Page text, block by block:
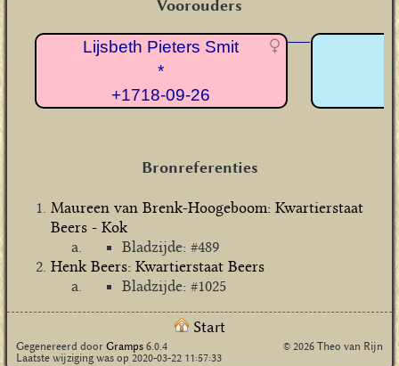
Voorouders
Lijsbeth Pieters Smit
*
+1718-09-26
Bronreferenties
Maureen van Brenk-Hoogeboom: Kwartierstaat
Beers - Kok
Bladzijde: #489
Henk Beers: Kwartierstaat Beers
Bladzijde: #1025
Start
Gegenereerd door Gramps 6.0.4
Laatste wijziging was op 2020-03-22 11:57:33
© 2026 Theo van Rijn